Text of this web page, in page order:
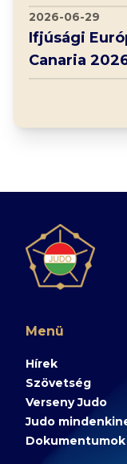
2026-06-29
Ifjúsági
Canaria
Menü
Hírek
Szövetség
Verseny Judo
Judo
Dokumentumok